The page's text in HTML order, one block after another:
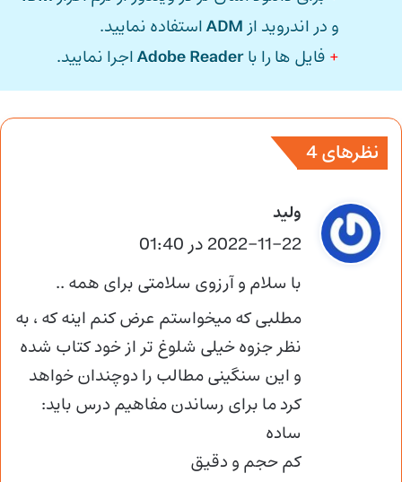
و در اندروید از ADMاستفاده نمایید.
+ فایل ها را باAdobe Readerاجرا نمایید.
نظرهای 4
ولید
ف
ت
2022-11-22 در 01:40
با سلام و آرزوی سلامتی برای همه ..
مطلبی که میخواستم عرض کنم اینه که ، به
نظر جزوه خیلی شلوغ تر از خود کتاب شده
و این سنگینی مطالب را دوچندان خواهد
کرد ما برای رساندن مفاهیم درس باید:
ساده
کم حجم و دقیق